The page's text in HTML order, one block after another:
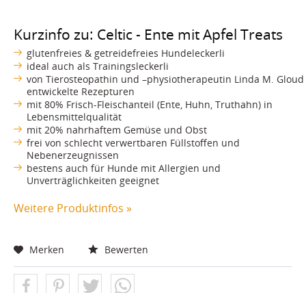
Kurzinfo zu: Celtic - Ente mit Apfel Treats
glutenfreies & getreidefreies Hundeleckerli
ideal auch als Trainingsleckerli
von Tierosteopathin und –physiotherapeutin Linda M. Gloud
entwickelte Rezepturen
mit 80% Frisch-Fleischanteil (Ente, Huhn, Truthahn) in
Lebensmittelqualität
mit 20% nahrhaftem Gemüse und Obst
frei von schlecht verwertbaren Füllstoffen und
Nebenerzeugnissen
bestens auch für Hunde mit Allergien und
Unverträglichkeiten geeignet
Weitere Produktinfos »
Merken Bewerten